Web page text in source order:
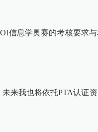
信息学奥赛的考核要求
来我也将依托PTA认证